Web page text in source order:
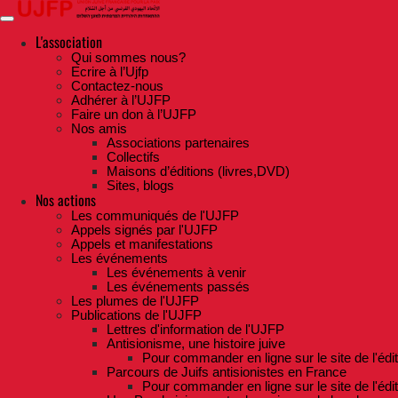
Skip
to
contentL'association
Qui sommes nous?
Ecrire à l’Ujfp
Contactez-nous
Adhérer à l’UJFP
Faire un don à l’UJFP
Nos amis
Associations partenaires
Collectifs
Maisons d’éditions (livres,DVD)
Sites, blogs
Nos actions
Les communiqués de l'UJFP
Appels signés par l'UJFP
Appels et manifestations
Les événements
Les événements à venir
Les événements passés
Les plumes de l'UJFP
Publications de l'UJFP
Lettres d'information de l'UJFP
Antisionisme, une histoire juive
Pour commander en ligne sur le site de
Parcours de Juifs antisionistes en France
Pour commander en ligne sur le site de